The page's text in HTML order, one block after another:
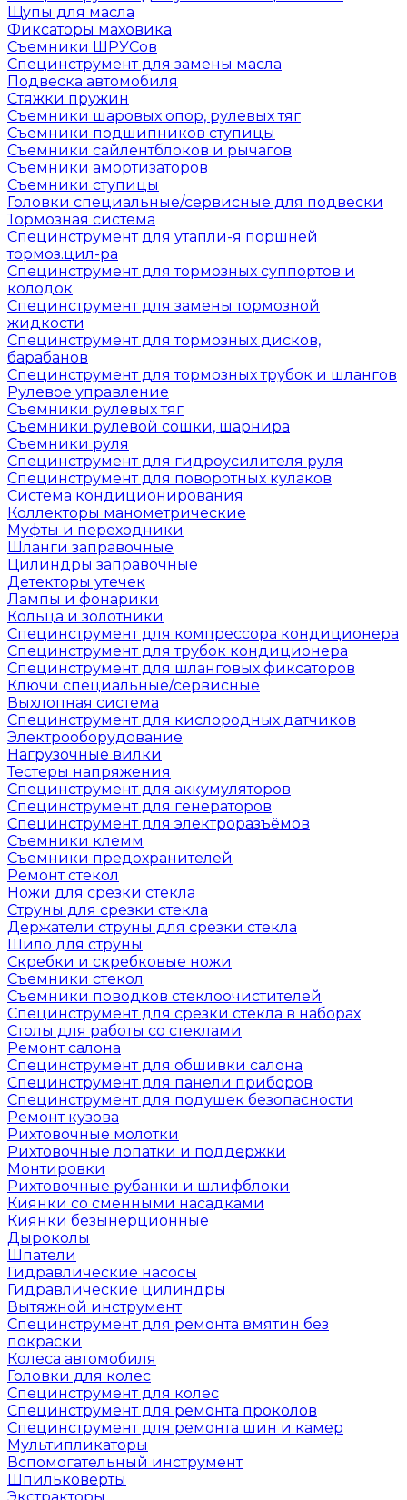
Щупы для масла
Фиксаторы маховика
Съемники ШРУСов
Специнструмент для замены масла
Подвеска автомобиля
Стяжки пружин
Съемники шаровых опор, рулевых тяг
Съемники подшипников ступицы
Съемники сайлентблоков и рычагов
Съемники амортизаторов
Съемники ступицы
Головки специальные/сервисные для подвески
Тормозная система
Специнструмент для утапли-я поршней
тормоз.цил-ра
Специнструмент для тормозных суппортов и
колодок
Специнструмент для замены тормозной
жидкости
Специнструмент для тормозных дисков,
барабанов
Специнструмент для тормозных трубок и шлангов
Рулевое управление
Съемники рулевых тяг
Съемники рулевой сошки, шарнира
Съемники руля
Специнструмент для гидроусилителя руля
Специнструмент для поворотных кулаков
Система кондиционирования
Коллекторы манометрические
Муфты и переходники
Шланги заправочные
Цилиндры заправочные
Детекторы утечек
Лампы и фонарики
Кольца и золотники
Специнструмент для компрессора кондиционера
Специнструмент для трубок кондиционера
Специнструмент для шланговых фиксаторов
Ключи специальные/сервисные
Выхлопная система
Специнструмент для кислородных датчиков
Электрооборудование
Нагрузочные вилки
Тестеры напряжения
Специнструмент для аккумуляторов
Специнструмент для генераторов
Специнструмент для электроразъёмов
Съемники клемм
Съемники предохранителей
Ремонт стекол
Ножи для срезки стекла
Струны для срезки стекла
Держатели струны для срезки стекла
Шило для струны
Скребки и скребковые ножи
Съемники стекол
Съемники поводков стеклоочистителей
Специнструмент для срезки стекла в наборах
Столы для работы со стеклами
Ремонт салона
Специнструмент для обшивки салона
Специнструмент для панели приборов
Специнструмент для подушек безопасности
Ремонт кузова
Рихтовочные молотки
Рихтовочные лопатки и поддержки
Монтировки
Рихтовочные рубанки и шлифблоки
Киянки со сменными насадками
Киянки безынерционные
Дыроколы
Шпатели
Гидравлические насосы
Гидравлические цилиндры
Вытяжной инструмент
Специнструмент для ремонта вмятин без
покраски
Колеса автомобиля
Головки для колес
Специнструмент для колес
Специнструмент для ремонта проколов
Специнструмент для ремонта шин и камер
Мультипликаторы
Вспомогательный инструмент
Шпильковерты